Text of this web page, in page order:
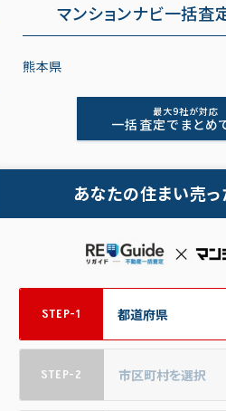
マンションナビ一括査
熊本県
最大9社が対応
一括査定でまとめ
あなたの住まい売っ
STEP-1
STEP-2